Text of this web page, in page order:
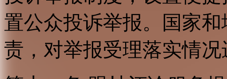
置公众投诉举报。国家
责，对举报受理落实情